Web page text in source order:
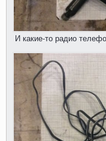
И какие-то радио